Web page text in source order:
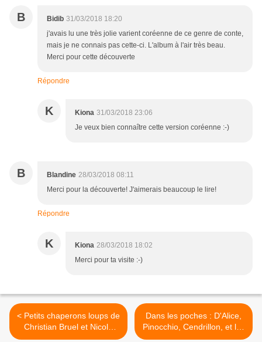
B Bidib 31/03/2018 18:20
j'avais lu une très jolie varient coréenne de ce genre de conte,
mais je ne connais pas cette-ci. L'album à l'air très beau.
Merci pour cette découverte
Répondre
K Kiona 31/03/2018 23:06
Je veux bien connaître cette version coréenne :-)
B Blandine 28/03/2018 08:11
Merci pour la découverte! J'aimerais beaucoup le lire!
Répondre
K Kiona 28/03/2018 18:02
Merci pour ta visite :-)
< Petits chaperons loups de
Christian Bruel et Nicole
Claveloux
Dans les poches : D'Alice,
Pinocchio, Cendrillon, et les
autres... >